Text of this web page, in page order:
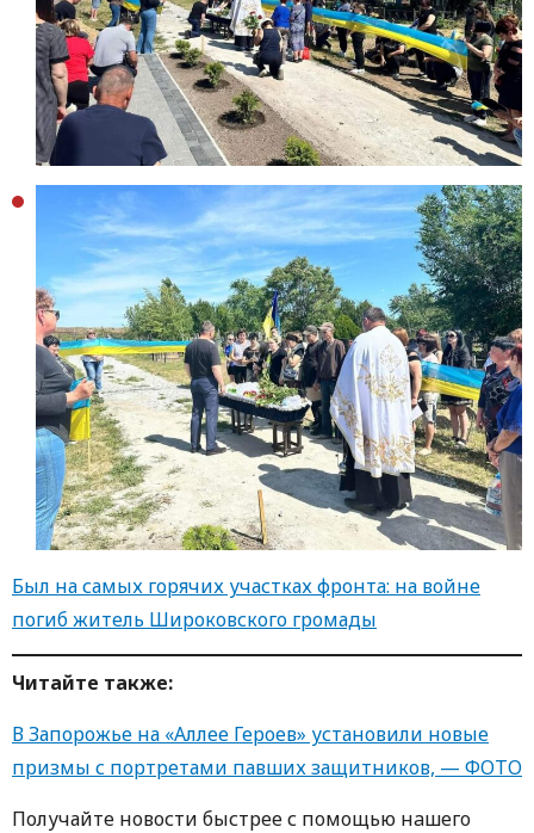
Был на самых горячих участках фронта: на войне
погиб житель Широковского громады
Читайте также:
В Запорожье на «Аллее Героев» установили новые
призмы с портретами павших защитников, — ФОТО
Получайте новости быстрее с пoмoщью нaшегo